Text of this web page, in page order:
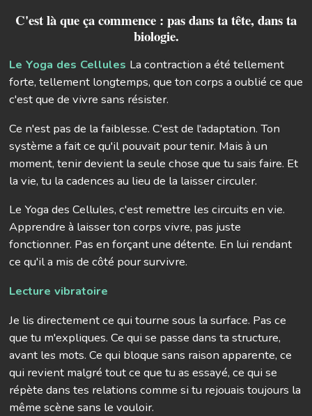
C'est là que ça commence : pas dans ta tête, dans ta
biologie.
Le Yoga des Cellules La contraction a été tellement
forte, tellement longtemps, que ton corps a oublié ce que
c'est que de vivre sans résister.
Ce n'est pas de la faiblesse. C'est de l'adaptation. Ton
système a fait ce qu'il pouvait pour tenir. Mais à un
moment, tenir devient la seule chose que tu sais faire. Et
la vie, tu la cadences au lieu de la laisser circuler.
Le Yoga des Cellules, c'est remettre les circuits en vie.
Apprendre à laisser ton corps vivre, pas juste
fonctionner. Pas en forçant une détente. En lui rendant
ce qu'il a mis de côté pour survivre.
Lecture vibratoire
Je lis directement ce qui tourne sous la surface. Pas ce
que tu m'expliques. Ce qui se passe dans ta structure,
avant les mots. Ce qui bloque sans raison apparente, ce
qui revient malgré tout ce que tu as essayé, ce qui se
répète dans tes relations comme si tu rejouais toujours la
même scène sans le vouloir.